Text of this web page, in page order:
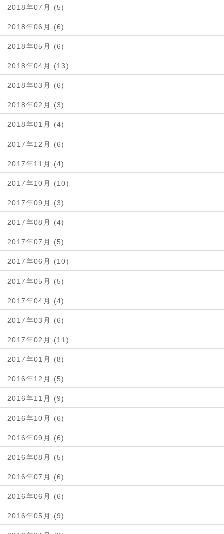
2018年07月 (5)
2018年06月 (6)
2018年05月 (6)
2018年04月 (13)
2018年03月 (6)
2018年02月 (3)
2018年01月 (4)
2017年12月 (6)
2017年11月 (4)
2017年10月 (10)
2017年09月 (3)
2017年08月 (4)
2017年07月 (5)
2017年06月 (10)
2017年05月 (5)
2017年04月 (4)
2017年03月 (6)
2017年02月 (11)
2017年01月 (8)
2016年12月 (5)
2016年11月 (9)
2016年10月 (6)
2016年09月 (6)
2016年08月 (5)
2016年07月 (6)
2016年06月 (6)
2016年05月 (9)